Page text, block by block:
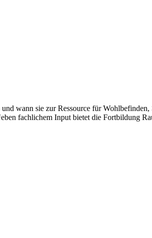
wann sie zur Ressource für
fachlichem Input bietet die Fortbildung